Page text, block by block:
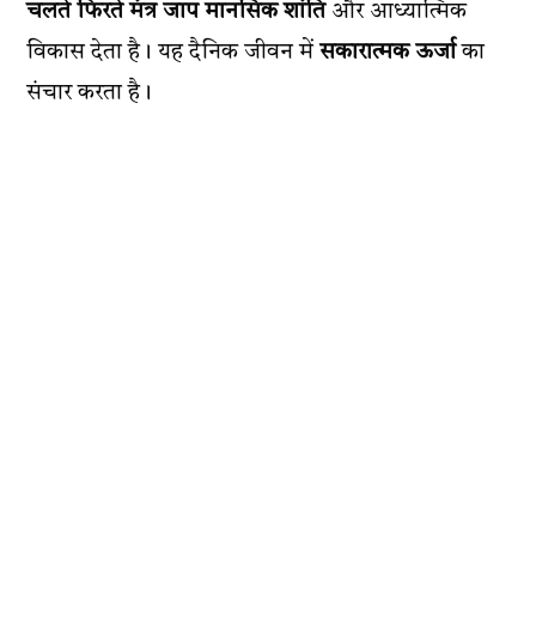
चलते फिरते मंत्र जाप मानसिक शांतिऔर आध्यात्मिक
विकास देता है। यह दैनिक जीवन मेंसकारात्मक ऊर्जाका
संचार करता है।